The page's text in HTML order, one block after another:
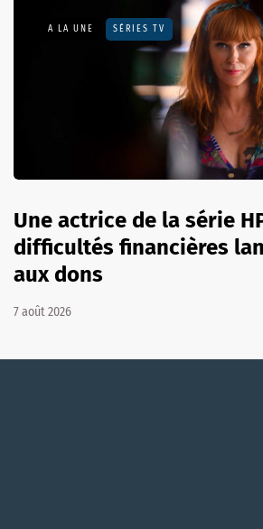
A LA UNE SÉRIES TV
Une actrice de la série
difficultés financières
aux dons
7 août 2026